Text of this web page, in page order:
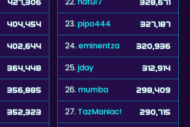
404,454
402,644
364,448
356,885
352,323
23. pipo444 327,187
24.eminentza 320,936
25.jday 312,914
26. mumba 298,409
27. TazManiac! 290,715